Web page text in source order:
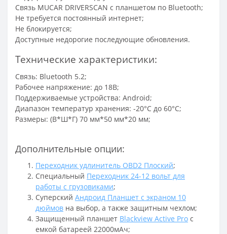
Связь MUCAR DRIVERSCAN с планшетом по Bluetooth;
Не требуется постоянный интернет;
Не блокируется;
Доступные недорогие последующие обновления.
Технические характеристики:
Связь: Bluetooth 5.2;
Рабочее напряжение: до 18В;
Поддерживаемые устройства: Android;
Диапазон температур хранения: -20°C до 60°C;
Размеры: (В*Ш*Г) 70 мм*50 мм*20 мм;
Дополнительные опции:
Переходник удлинитель OBD2 Плоский;
Специальный Переходник 24-12 вольт для
работы с грузовиками;
Суперский Андроид Планшет с экраном 10
дюймов на выбор, а также защитным чехлом;
Защищенный планшет Blackview Active Pro c
емкой батареей 22000мАч;